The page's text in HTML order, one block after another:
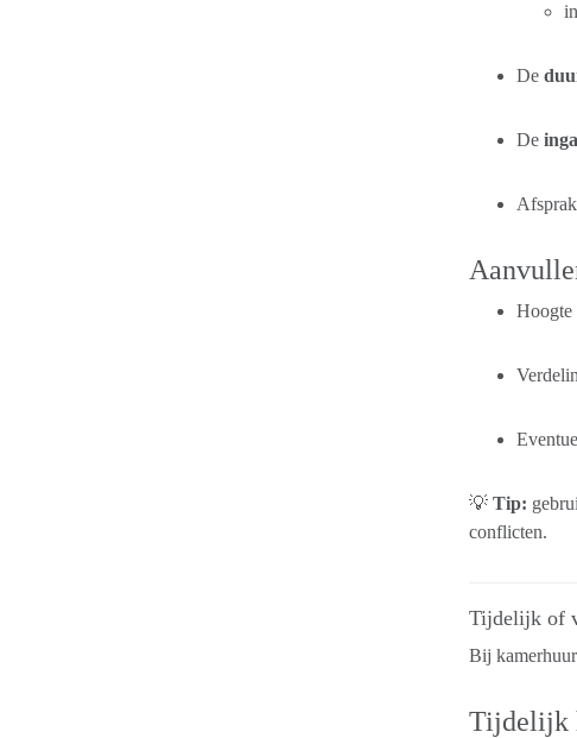
De
De
Hoogte
💡 Tip:
conflicten.
Tijdelijk of
Bij
Tijdelijk